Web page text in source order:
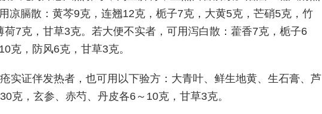
凉膈散：黄芩9克，连翘12克，栀子7克，大黄5克，芒硝5克，竹
荷7克，甘草3克。若大便不实者，可用泻白散：藿香7克，栀子6
克，防风6克，甘草3克。
实证伴发热者，也可用以下验方：大青叶、鲜生地黄、生石膏、芦
克，玄参、赤芍、丹皮各6～10克，甘草3克。